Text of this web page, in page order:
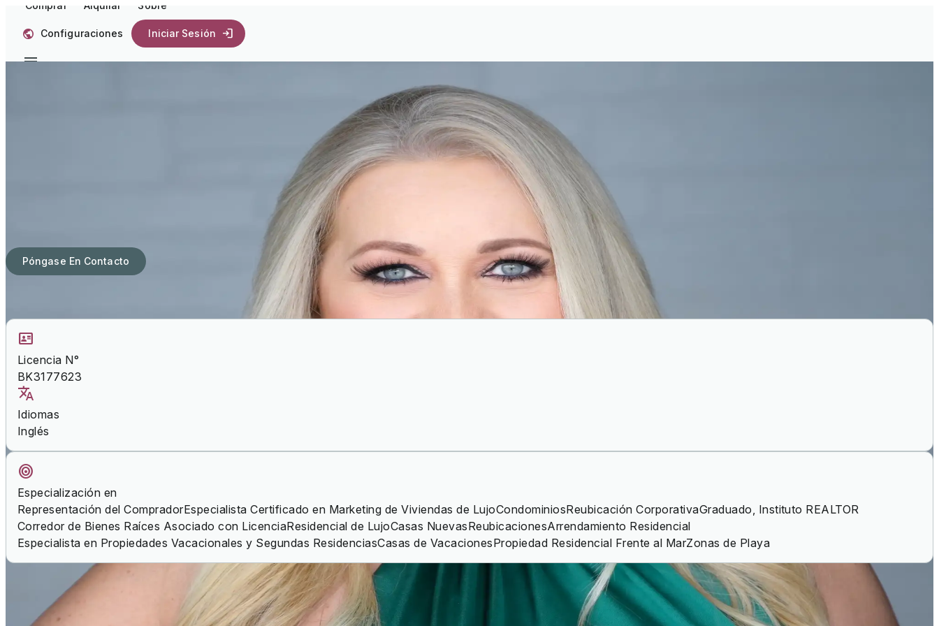
Comprar Alquilar Sobre
Configuraciones Iniciar Sesión
Shelia Gasson es una profesional de bienes raíces altamente exitosa que ha estado trabajando en la industria desde 2006. Es corredora asociada con una licenciatura en
ciencias de la Western Kentucky University y una graduada del Realtors' Institute. Además de su impresionante formación académica, Shelia posee varias designaciones
importantes, incluidas HomeLight, Realtor's Commitment to Excellence (C2EX), Asesora de estrategias de precios y Experta certificada en propiedades en dificultades.
Como residente del vecindario Brickell de Miami, Shelia conoce bien el mercado inmobiliario local, incluidas las áreas vecinas de Coconut Grove, el centro de Miami,
Edgewater, Miami Beach y Coral Gables. Trabaja con una amplia gama de clientes, incluidos fondos de cobertura, proveedores de atención médica, empresas de tecnología,
administradores de patrimonio privados y propietarios de segundas viviendas, brindándoles soluciones inmobiliarias personalizadas. Con su experiencia en condominios y
casas frente al mar, es un recurso valioso para cualquiera que busque comprar, vender o invertir en el mercado inmobiliario de lujo de Miami.
Póngase En Contacto
Habilidades profesionales
Licencia N°
BK3177623
Idiomas
Inglés
Especialización en
Representación del CompradorEspecialista Certificado en Marketing de Viviendas de LujoCondominiosReubicación CorporativaGraduado, Instituto REALTOR
Corredor de Bienes Raíces Asociado con LicenciaResidencial de LujoCasas NuevasReubicacionesArrendamiento Residencial
Especialista en Propiedades Vacacionales y Segundas ResidenciasCasas de VacacionesPropiedad Residencial Frente al MarZonas de Playa
Mis certificaciones